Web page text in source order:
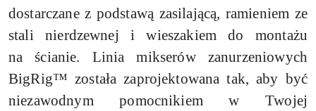
dostarczane z podstawą zasilającą, ramieniem ze
stali nierdzewnej i wieszakiem do montażu
na ścianie. Linia mikserów zanurzeniowych
BigRig™ została zaprojektowana tak, aby być
niezawodnym pomocnikiem w Twojej